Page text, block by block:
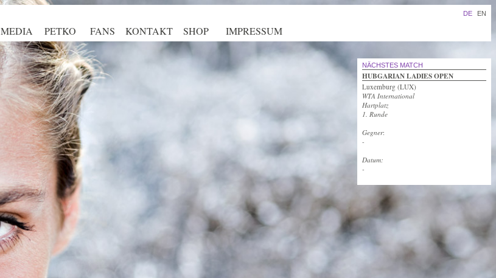
EN
DE
MEDIA PETKO FANS KONTAKT SHOP IMPRESSUM
NÄCHSTES MATCH
HUBGARIAN LADIES OPEN
Luxemburg (LUX)
WTA International
Hartplatz
1. Runde
Gegner:
-
Datum:
-